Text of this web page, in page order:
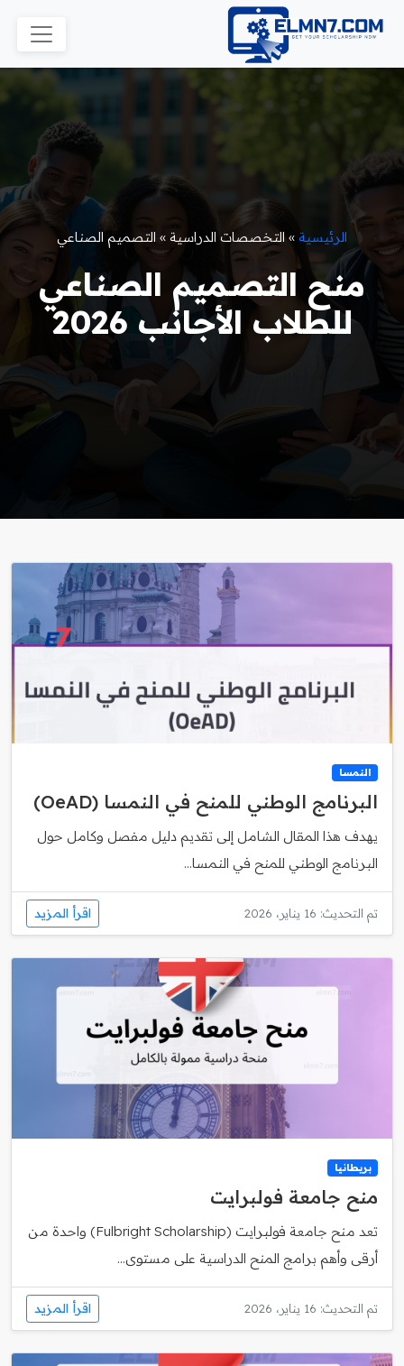
الرئيسية »التخصصات الدراسية » التصميم الصناعي
منح التصميم الصناعي
للطلاب الأجانب 2026
النمسا
البرنامج الوطني للمنح في النمسا (OeAD)
يهدف هذا المقال الشامل إلى تقديم دليل مفصل وكامل حول
البرنامج الوطني للمنح في النمسا...
تم التحديث: 16 يناير، 2026 اقرأ المزيد
بريطانيا
منح جامعة فولبرايت
تعد منح جامعة فولبرايت (Fulbright Scholarship) واحدة من
أرقى وأهم برامج المنح الدراسية على مستوى...
تم التحديث: 16 يناير، 2026 اقرأ المزيد